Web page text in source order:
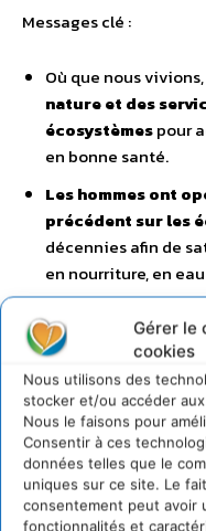
Gérer le
cookies
Nous utilisons des
stocker et/ou accéder
Nous le faisons pour
Consentir à ces
données telles que le
uniques sur ce site. Le
consentement peut avoir
fonctionnalités et
Messages clé :
Où que nous vivions,
nature et des
écosystèmespour
en bonne santé.
Les hommes ont
précédent sur les
décennies afin de
en nourriture, en
milliards de gens,
capacité de la
comme la
contre les
médicinaux.
Les problèmes
évaluation